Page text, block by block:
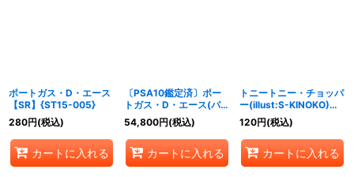
ポートガス・D・エース
【SR】{ST15-005}
280円(税込)
カートに入れる
〔PSA10鑑定済〕ポー
トガス・D・エース(パラ
レル/SP/和
柄/illust:Tacchan)
【SP】{OP02-
013[OP08]}
54,800円(税込)
カートに入れる
トニートニー・チョッパ
ー(illust:S-KINOKO)
【C】{OP04-010}
120円(税込)
カートに入れる